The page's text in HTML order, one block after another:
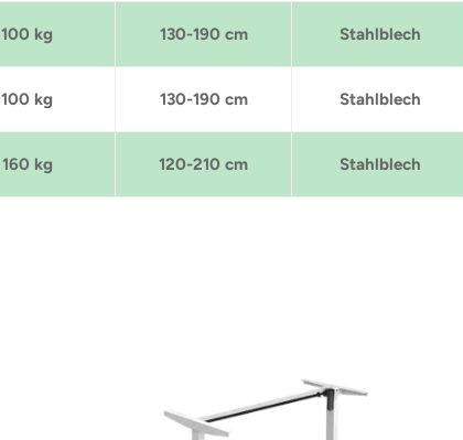
100 kg 130-190 cm Stahlblech
100 kg 130-190 cm Stahlblech
160 kg 120-210 cm Stahlblech